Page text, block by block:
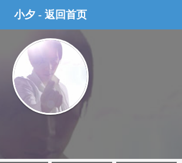
小夕 - 返回首页